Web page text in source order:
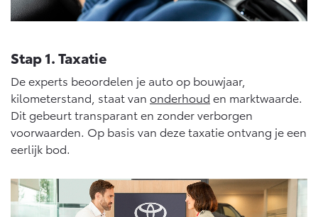
Stap 1. Taxatie
De experts beoordelen je auto op bouwjaar,
kilometerstand, staat van onderhoud en marktwaarde.
Dit gebeurt transparant en zonder verborgen
voorwaarden. Op basis van deze taxatie ontvang je een
eerlijk bod.